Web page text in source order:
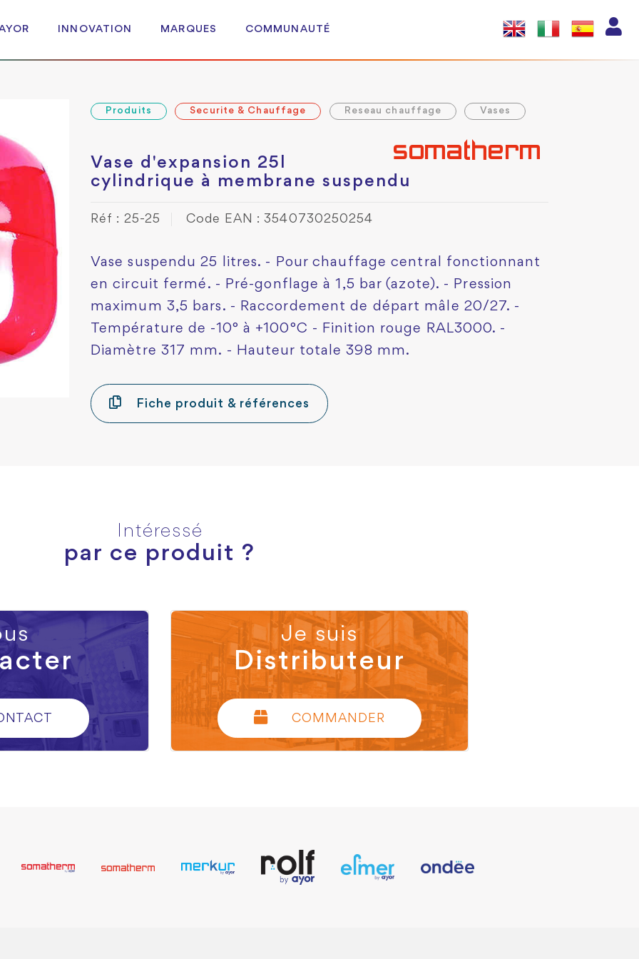
INNOVATION MARQUES COMMUNAUTÉ
Produits Securite & Chauffage Reseau chauffage Vases
Vase d'expansion 25l
cylindrique à membrane suspendu
Réf : 25-25 Code EAN : 3540730250254
Vase suspendu 25 litres. - Pour chauffage central fonctionnant
en circuit fermé. - Pré-gonflage à 1,5 bar (azote). - Pression
maximum 3,5 bars. - Raccordement de départ mâle 20/27. -
Température de -10° à +100°C - Finition rouge RAL3000. -
Diamètre 317 mm. - Hauteur totale 398 mm.
Fiche produit & références
Intéressé
par ce produit ?
Je suis
Distributeur
COMMANDER